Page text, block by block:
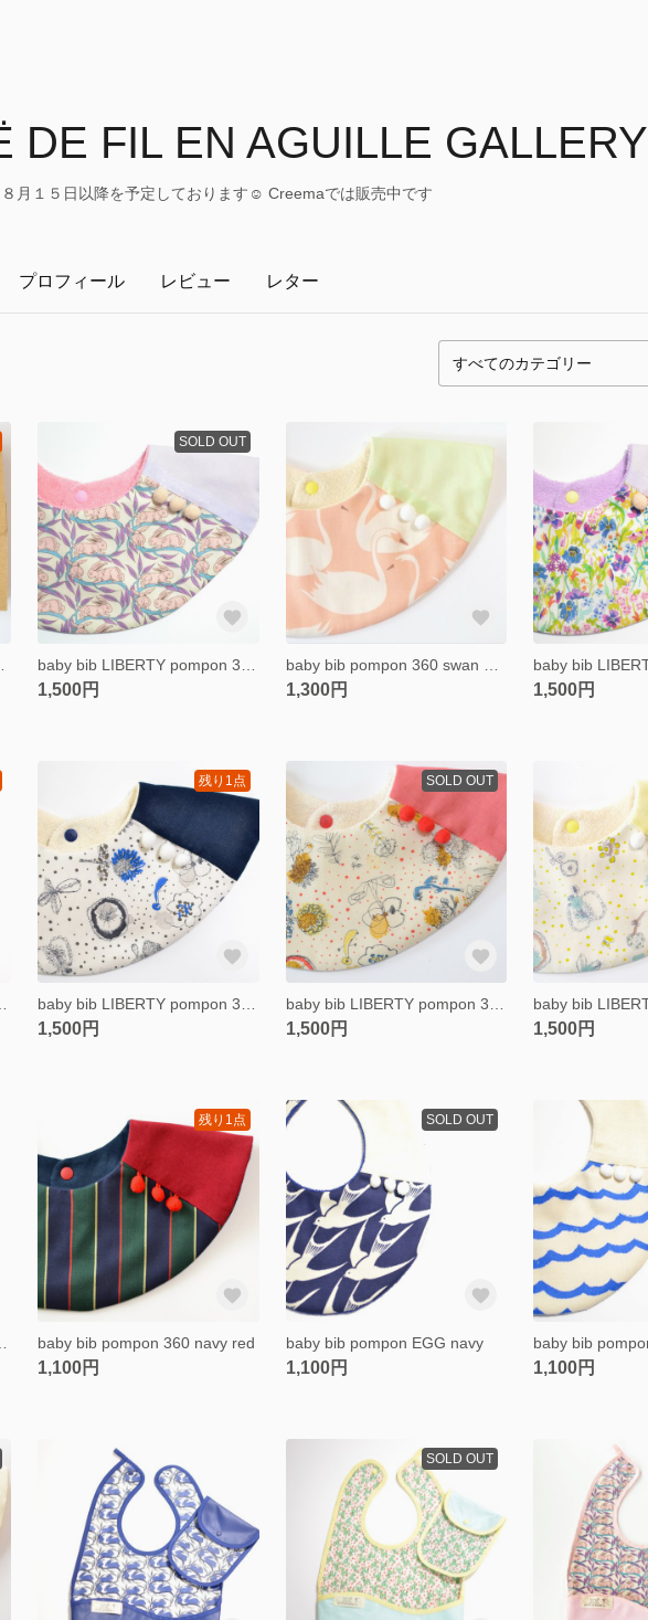
DE FIL EN AGUILLE GALLERY
月１５日以降を予定しております☺︎ Creemaでは販売中です
プロフィール レビュー レター
SOLD OUT
1,500円 1,300円 1,500円
残り1点
1,500円
SOLD OUT
1,500円 1,500円
残り1点
baby bib pompon 360 navy red
1,100円
SOLD OUT
baby bib pompon EGG navy
1,100円 1,100円
SOLD OUT